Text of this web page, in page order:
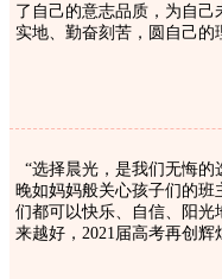
了自己的意志品质，为自
实地、勤奋刻苦，圆自己的
“选择晨光，是我们无悔
晚如妈妈般关心孩子们的
们都可以快乐、自信、阳
来越好，2021届高考再创辉